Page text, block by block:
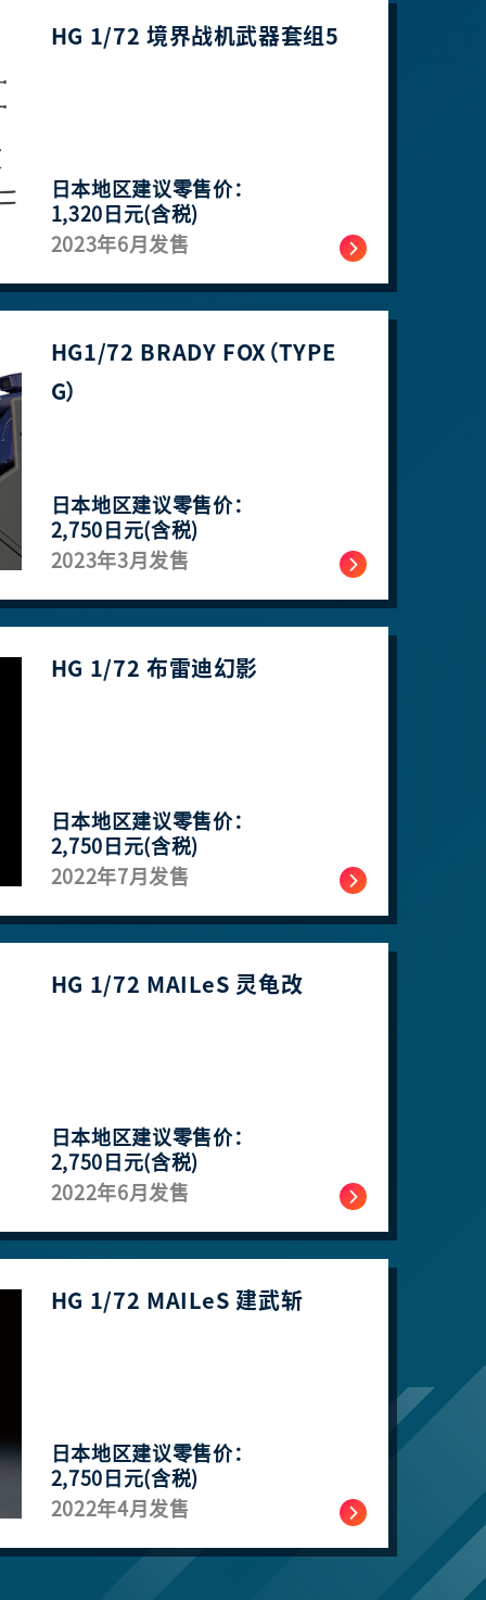
HG 1/72 境界战机武器套组5
日本地区建议零售价：
1,320日元(含税)
2023年6月发售
HG1/72 BRADY FOX（TYPE
G）
日本地区建议零售价：
2,750日元(含税)
2023年3月发售
HG 1/72 布雷迪幻影
日本地区建议零售价：
2,750日元(含税)
2022年7月发售
HG 1/72 MAILeS 灵龟改
日本地区建议零售价：
2,750日元(含税)
2022年6月发售
HG 1/72 MAILeS 建武​​​​斩
日本地区建议零售价：
2,750日元(含税)
2022年4月发售